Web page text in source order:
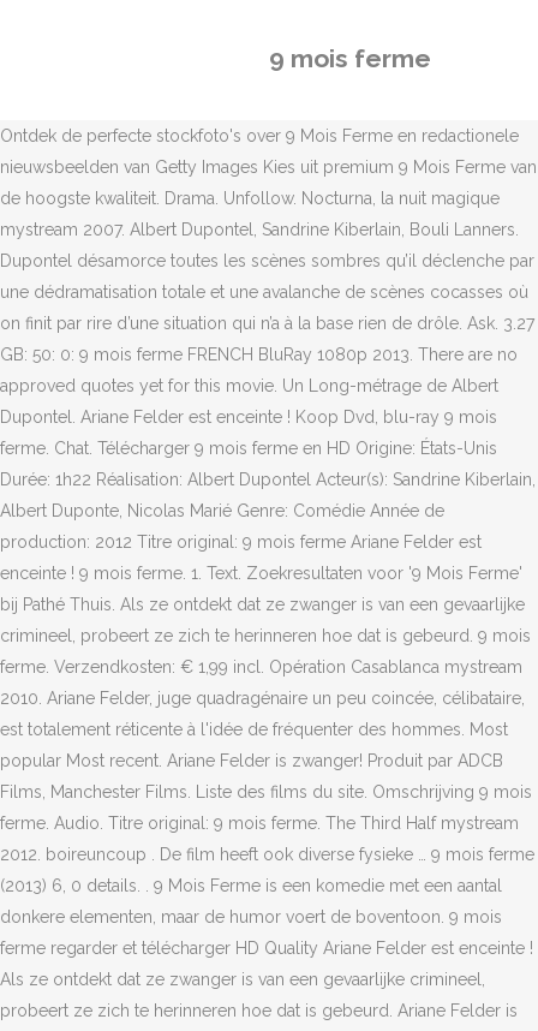
9 mois ferme
Ontdek de perfecte stockfoto's over 9 Mois Ferme en redactionele
nieuwsbeelden van Getty Images Kies uit premium 9 Mois Ferme van
de hoogste kwaliteit. Drama. Unfollow. Nocturna, la nuit magique
mystream 2007. Albert Dupontel, Sandrine Kiberlain, Bouli Lanners.
Dupontel désamorce toutes les scènes sombres qu’il déclenche par
une dédramatisation totale et une avalanche de scènes cocasses où
on finit par rire d’une situation qui n’a à la base rien de drôle. Ask. 3.27
GB: 50: 0: 9 mois ferme FRENCH BluRay 1080p 2013. There are no
approved quotes yet for this movie. Un Long-métrage de Albert
Dupontel. Ariane Felder est enceinte ! Koop Dvd, blu-ray 9 mois
ferme. Chat. Télécharger 9 mois ferme en HD Origine: États-Unis
Durée: 1h22 Réalisation: Albert Dupontel Acteur(s): Sandrine Kiberlain,
Albert Duponte, Nicolas Marié Genre: Comédie Année de
production: 2012 Titre original: 9 mois ferme Ariane Felder est
enceinte ! 9 mois ferme. 1. Text. Zoekresultaten voor '9 Mois Ferme'
bij Pathé Thuis. Als ze ontdekt dat ze zwanger is van een gevaarlijke
crimineel, probeert ze zich te herinneren hoe dat is gebeurd. 9 mois
ferme. Verzendkosten: € 1,99 incl. Opération Casablanca mystream
2010. Ariane Felder, juge quadragénaire un peu coincée, célibataire,
est totalement réticente à l'idée de fréquenter des hommes. Most
popular Most recent. Ariane Felder is zwanger! Produit par ADCB
Films, Manchester Films. Liste des films du site. Omschrijving 9 mois
ferme. Audio. Titre original: 9 mois ferme. The Third Half mystream
2012. boireuncoup . De film heeft ook diverse fysieke … 9 mois ferme
(2013) 6, 0 details. . 9 Mois Ferme is een komedie met een aantal
donkere elementen, maar de humor voert de boventoon. 9 mois
ferme regarder et télécharger HD Quality Ariane Felder est enceinte !
Als ze ontdekt dat ze zwanger is van een gevaarlijke crimineel,
probeert ze zich te herinneren hoe dat is gebeurd. Ariane Felder is